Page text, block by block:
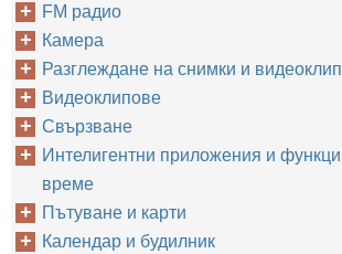
FM радио
Камера
Разглеждане на снимки и
Видеоклипове
Свързване
Интелигентни приложения и
време
Пътуване и карти
Календар и будилник